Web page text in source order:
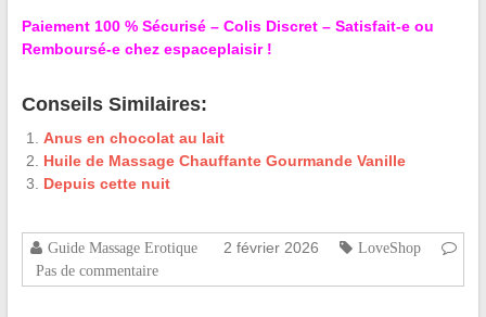
Paiement 100 % Sécurisé – Colis Discret – Satisfait-e ou
Remboursé-e chez espaceplaisir !
Conseils Similaires:
Anus en chocolat au lait
Huile de Massage Chauffante Gourmande Vanille
Depuis cette nuit
Guide Massage Erotique 2 février 2026
LoveShop
Pas de commentaire